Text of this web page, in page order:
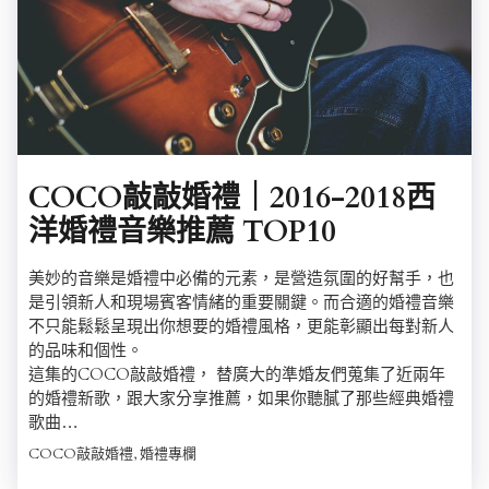
COCO敲敲婚禮｜2016-2018西
洋婚禮音樂推薦 TOP10
美妙的音樂是婚禮中必備的元素，是營造氛圍的好幫手，也
是引領新人和現場賓客情緒的重要關鍵。而合適的婚禮音樂
不只能鬆鬆呈現出你想要的婚禮風格，更能彰顯出每對新人
的品味和個性。
這集的COCO敲敲婚禮， 替廣大的準婚友們蒐集了近兩年
的婚禮新歌，跟大家分享推薦，如果你聽膩了那些經典婚禮
歌曲…
COCO敲敲婚禮, 婚禮專欄